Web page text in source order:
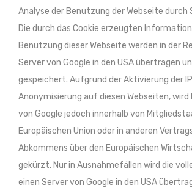
Analyse der Benutzung der Webseite durch
Die durch das Cookie erzeugten
Benutzung dieser Webseite werden in der
Server von Google in den USA übertragen
gespeichert. Aufgrund der Aktivierung der
Anonymisierung auf diesen Webseiten, wird
von Google jedoch innerhalb von
Europäischen Union oder in anderen
Abkommens über den Europäischen
gekürzt. Nur in Ausnahmefällen wird die
einen Server von Google in den USA